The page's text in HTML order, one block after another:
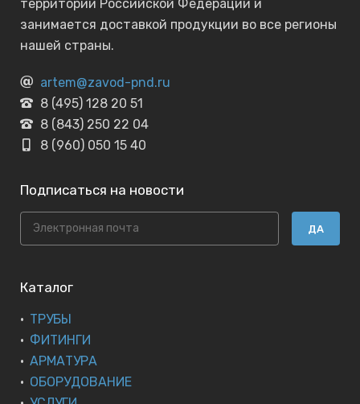
территории Российской Федерации и
занимается доставкой продукции во все регионы
нашей страны.
artem@zavod-pnd.ru
8 (495) 128 20 51
8 (843) 250 22 04
8 (960) 050 15 40
Подписаться на новости
ДА
Каталог
ТРУБЫ
ФИТИНГИ
АРМАТУРА
ОБОРУДОВАНИЕ